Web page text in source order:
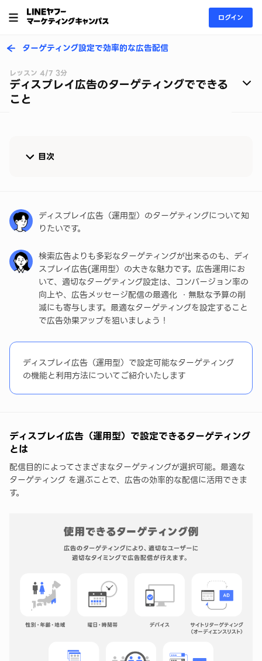
ログイン
ターゲティング設定で効率的な広告配信
レッスン 4/7 3分
ディスプレイ広告のターゲティングでできる
こと
目次
認知獲得から購入・リピートに至るまでの購買プロ
セス全体に対応可
オーディエンスリストターゲティングを極めてディス
プレイ広告の効果を最大化！
ディスプレイ広告（運用型）のターゲティングについて知
りたいです。
検索広告よりも多彩なターゲティングが出来るのも、ディ
スプレイ広告(運用型）の大きな魅力です。広告運用にお
いて、適切なターゲティング設定は、コンバージョン率の
向上や、広告メッセージ配信の最適化 ・無駄な予算の削
減にも寄与します。最適なターゲティングを設定すること
で広告効果アップを狙いましょう！
ディスプレイ広告（運用型）で設定可能なターゲティング
の機能と利用方法についてご紹介いたします
ディスプレイ広告（運用型）で設定できるターゲティング
とは
配信目的によってさまざまなターゲティングが選択可能。最適な
ターゲティング を選ぶことで、広告の効率的な配信に活用できま
す。